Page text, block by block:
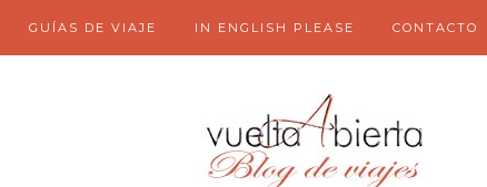
GUÍAS DE VIAJE IN ENGLISH PLEASE CONTACTO